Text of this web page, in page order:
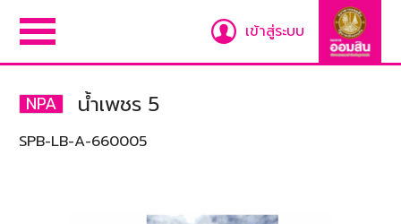
เข้าสู่ระบบ
NPA น้ำเพชร 5
SPB-LB-A-660005